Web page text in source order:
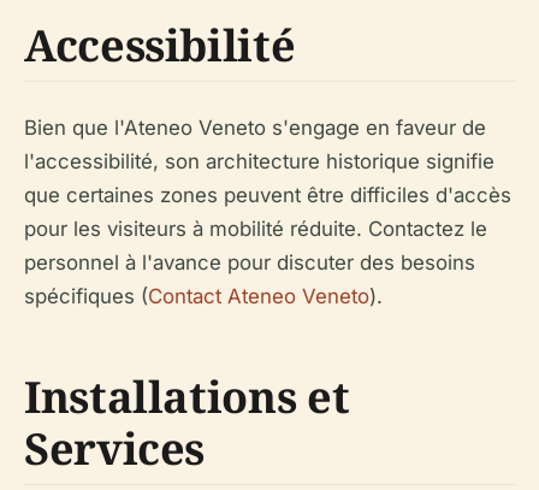
Accessibilité
Bien que l'Ateneo Veneto s'engage en faveur de
l'accessibilité, son architecture historique signifie
que certaines zones peuvent être difficiles d'accès
pour les visiteurs à mobilité réduite. Contactez le
personnel à l'avance pour discuter des besoins
spécifiques (Contact Ateneo Veneto).
Installations et
Services